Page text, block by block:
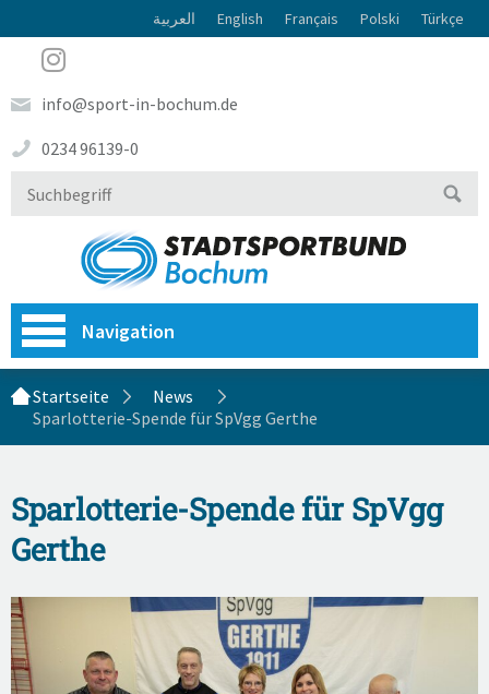
العربية English Français Polski Türkçe
info@sport-in-bochum.de
0234 96139-0
Navigation
Startseite
News
Sparlotterie-Spende für SpVgg Gerthe
Sparlotterie-Spende für SpVgg
Gerthe